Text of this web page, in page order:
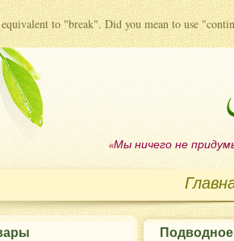
to "break". Did you mean to use
«Мы ничего не